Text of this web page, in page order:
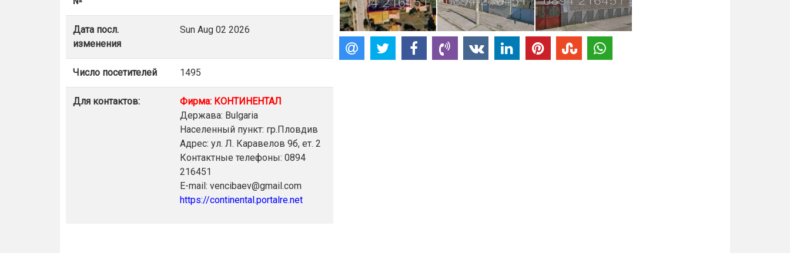
Дата посл.
изменения
Sun Aug 02 2026
Число посетителей 1495
Для контактов:
Фирма: КОНТИНЕНТАЛ
Держава: Bulgaria
Населенный пункт: гр.Пловдив
Адрес: ул. Л. Каравелов 9б, ет. 2
Контактные телефоны: 0894
216451
E-mail: vencibaev@gmail.com
https://continental.portalre.net